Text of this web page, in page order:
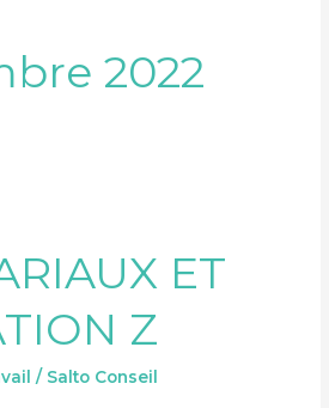
2022
ET
Z
/ Salto Conseil